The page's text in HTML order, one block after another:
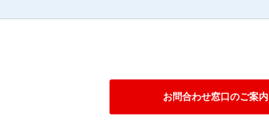
お問合わせ窓口のご案内